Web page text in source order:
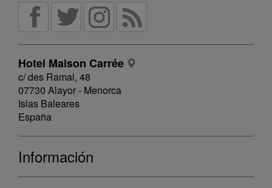
Hotel Maison Carrée
c/ des Ramal, 48
07730 Alayor - Menorca
Islas Baleares
España
Información